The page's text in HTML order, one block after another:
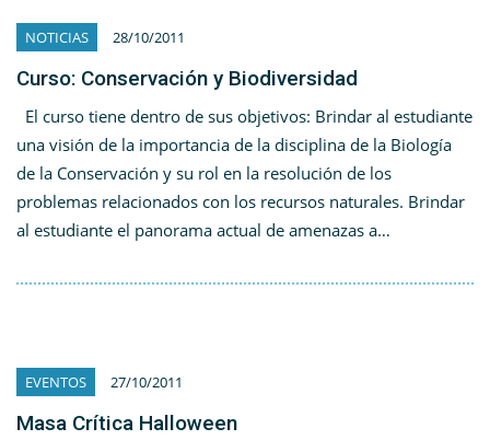
NOTICIAS 28/10/2011
Curso: Conservación y Biodiversidad
El curso tiene dentro de sus objetivos: Brindar al estudiante
una visión de la importancia de la disciplina de la Biología
de la Conservación y su rol en la resolución de los
problemas relacionados con los recursos naturales. Brindar
al estudiante el panorama actual de amenazas a…
EVENTOS 27/10/2011
Masa Crítica Halloween